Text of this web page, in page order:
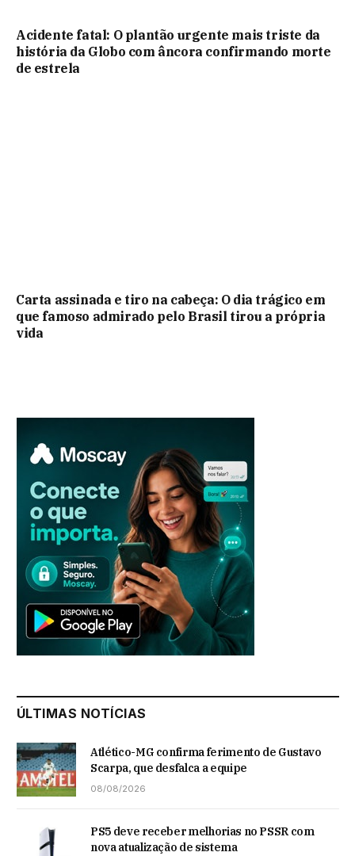
Acidente fatal: O plantão urgente mais triste da
história da Globo com âncora confirmando morte
de estrela
Carta assinada e tiro na cabeça: O dia trágico em
que famoso admirado pelo Brasil tirou a própria
vida
ÚLTIMAS NOTÍCIAS
Atlético-MG confirma ferimento de Gustavo
Scarpa, que desfalca a equipe
08/08/2026
PS5 deve receber melhorias no PSSR com
nova atualização de sistema